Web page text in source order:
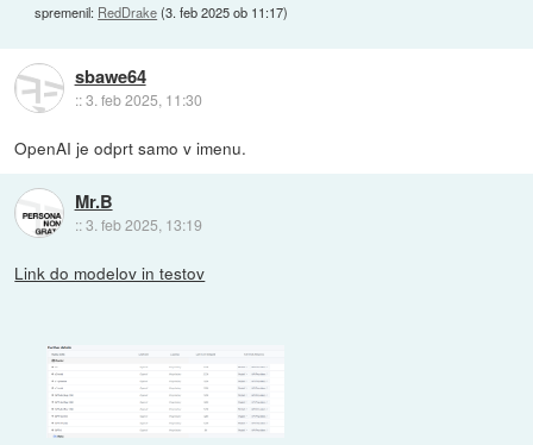
spremenil: RedDrake(3. feb 2025 ob 11:17)
sbawe64
::3. feb 2025, 11:30
OpenAI je odprt samo v imenu.
Mr.B
::3. feb 2025, 13:19
Link do modelov in testov